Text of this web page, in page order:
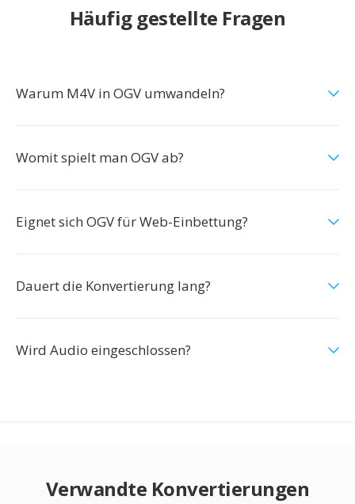
Häufig gestellte Fragen
Warum M4V in OGV umwandeln?
Womit spielt man OGV ab?
Eignet sich OGV für Web-Einbettung?
Dauert die Konvertierung lang?
Wird Audio eingeschlossen?
Verwandte Konvertierungen